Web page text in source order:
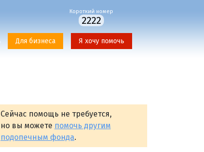
Короткий номер
2222
Для бизнеса Я хочу помочь
Сейчас помощь не требуется,
но вы можете помочь другим
подопечным фонда.